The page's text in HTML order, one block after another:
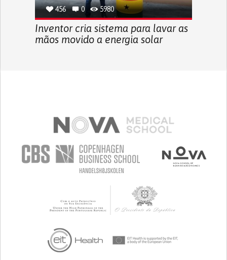
456 0 5980
Inventor cria sistema para lavar as
mãos movido a energia solar